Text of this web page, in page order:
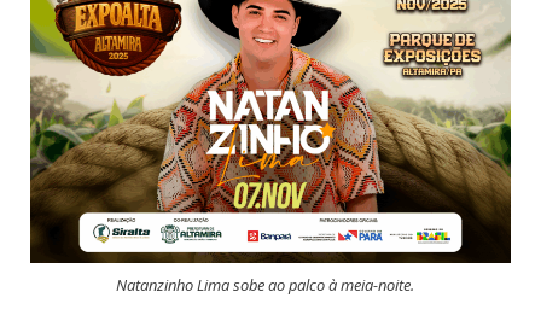
Natanzinho Lima sobe ao palco à meia-noite.